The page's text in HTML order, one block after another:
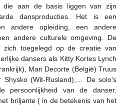
die aan de basis liggen van zijn
dansproducties. Het is een
andere opleiding, een andere
andere culturele omgeving. De
zich toegelegd op de creatie van
dansers als Kitty Kortes Lynch
Mari Decorte (België) Truus
Shysko (Wit-Rusland),… De solo’s
persoonlijkheid van de danser.
briljante ( in de betekenis van het